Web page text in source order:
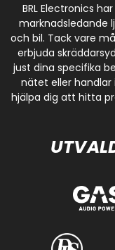
BRL Electronics
marknadsledande
och bil. Tack vare
erbjuda
just dina specifika
nätet eller handlar
hjälpa dig att hitta